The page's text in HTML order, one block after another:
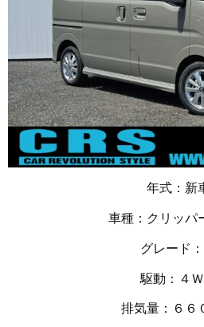
年式：新
車種：クリッパ
グレード
駆動：４
排気量：６６